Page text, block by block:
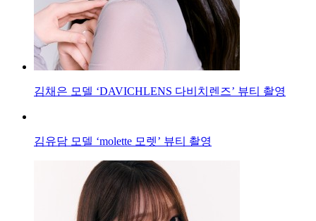
김채은 모델 ‘DAVICHLENS 다비치렌즈’ 뷰티 촬영
김유담 모델 ‘molette 모렛’ 뷰티 촬영